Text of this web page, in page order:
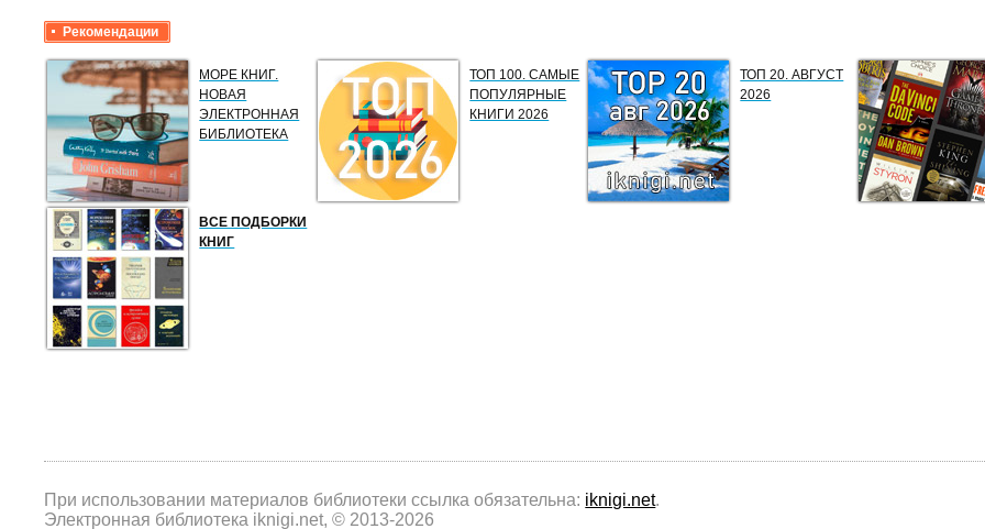
Рекомендации
МОРЕ КНИГ.
НОВАЯ
ЭЛЕКТРОННАЯ
БИБЛИОТЕКА
ТОП 100. САМЫЕ
ПОПУЛЯРНЫЕ
КНИГИ 2026
ТОП 20. АВГУСТ
2026
ВСЕ ПОДБОРКИ
КНИГ
При использовании материалов библиотеки ссылка обязательна: iknigi.net.
Электронная библиотека iknigi.net, © 2013-2026